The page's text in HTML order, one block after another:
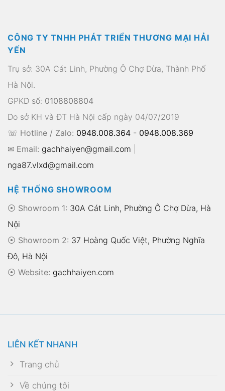
CÔNG TY TNHH PHÁT TRIỂN THƯƠNG MẠI HẢI
YẾN
Trụ sở: 30A Cát Linh, Phường Ô Chợ Dừa, Thành Phố
Hà Nội.
GPKD số: 0108808804
Do sở KH và ĐT Hà Nội cấp ngày 04/07/2019
☏ Hotline / Zalo: 0948.008.364 - 0948.008.369
✉ Email: gachhaiyen@gmail.com
nga87.vlxd@gmail.com
HỆ THỐNG SHOWROOM
⦿ Showroom 1: 30A Cát Linh, Phường Ô Chợ Dừa, Hà
Nội
⦿ Showroom 2: 37 Hoàng Quốc Việt, Phường Nghĩa
Đô, Hà Nội
⦿ Website: gachhaiyen.com
LIÊN KẾT NHANH
Trang chủ
Về chúng tôi